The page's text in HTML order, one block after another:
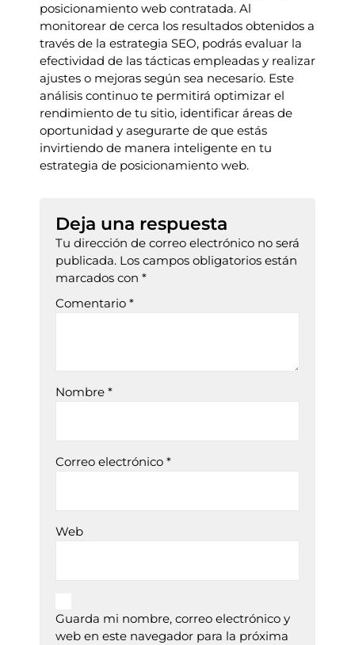
posicionamiento web contratada. Al
monitorear de cerca los resultados obtenidos a
través de la estrategia SEO, podrás evaluar la
efectividad de las tácticas empleadas y realizar
ajustes o mejoras según sea necesario. Este
análisis continuo te permitirá optimizar el
rendimiento de tu sitio, identificar áreas de
oportunidad y asegurarte de que estás
invirtiendo de manera inteligente en tu
estrategia de posicionamiento web.
Deja una respuesta
Tu dirección de correo electrónico no será
publicada. Los campos obligatorios están
marcados con *
Comentario *
Nombre *
Correo electrónico *
Web
Guarda mi nombre, correo electrónico y
web en este navegador para la próxima